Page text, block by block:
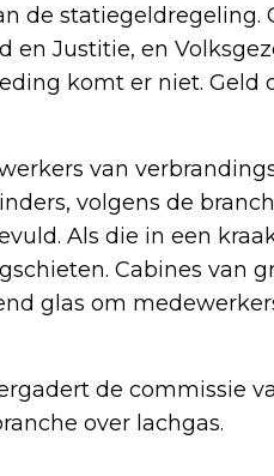
de
en Justitie, en
komt er niet.
van
volgens de
Als die in een
Cabines van
glas om
de commissie
over lachgas.